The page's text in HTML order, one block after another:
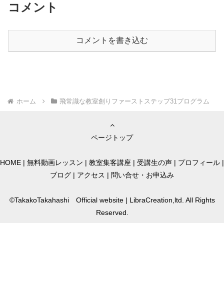
コメント
コメントを書き込む
ホーム 飛常識な教室創りファーストステップ31プログラム
ページトップ
HOME | 無料動画レッスン | 教室集客講座 | 受講生の声 | プロフィール |
ブログ | アクセス | 問い合せ・お申込み
©TakakoTakahashi Official website | LibraCreation,ltd. All Rights
Reserved.